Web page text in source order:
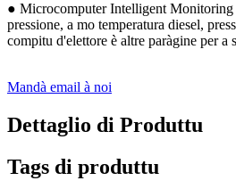
● Microcomputer Intelligent Monitoring
pressione, a mo temperatura diesel,
compitu d'elettore è altre paràgine per a
Mandà email à noi
Dettaglio di Produttu
Tags di produttu